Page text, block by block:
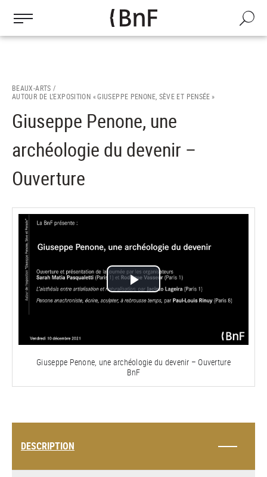
contenu
Recherche
BEAUX-ARTS /
AUTOUR DE L’EXPOSITION « GIUSEPPE PENONE, SÈVE ET PENSÉE »
Giuseppe Penone, une
archéologie du devenir –
Ouverture
Lire
vidéo
Giuseppe Penone, une archéologie du devenir – Ouverture
BnF
DESCRIPTION